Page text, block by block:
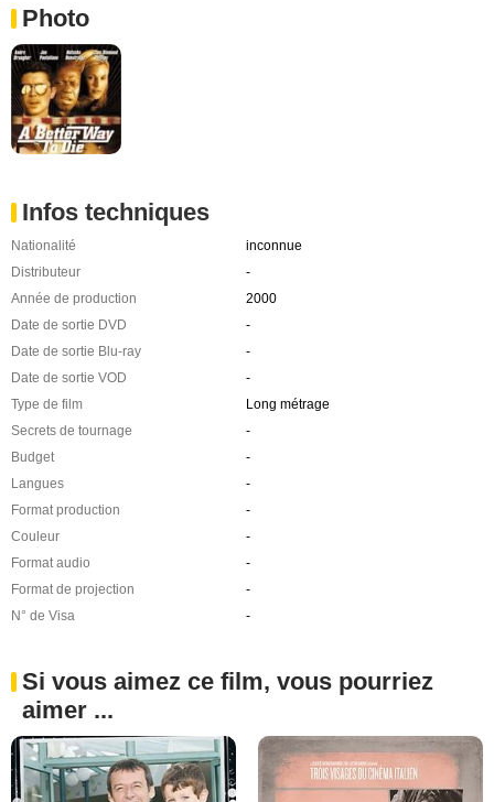
Photo
Infos techniques
Nationalité
inconnue
Distributeur
-
Année de production
2000
Date de sortie DVD
-
Date de sortie Blu-ray
-
Date de sortie VOD
-
Type de film
Long métrage
Secrets de tournage
-
Budget
-
Langues
-
Format production
-
Couleur
-
Format audio
-
Format de projection
-
N° de Visa
-
Si vous aimez ce film, vous pourriez
aimer ...